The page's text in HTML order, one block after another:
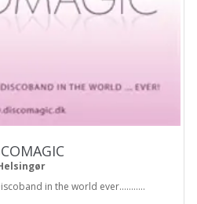
in the world ever...........